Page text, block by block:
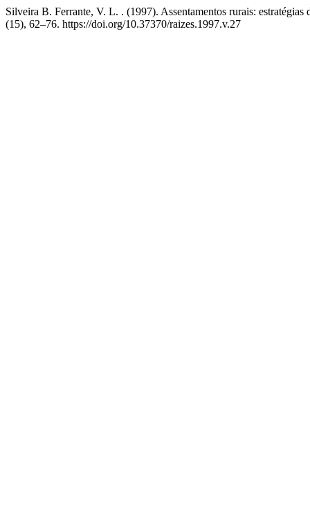
Silveira B. Ferrante, V. L. . (1997). Assentamentos rurais: estratégias
(15), 62–76. https://doi.org/10.37370/raizes.1997.v.27